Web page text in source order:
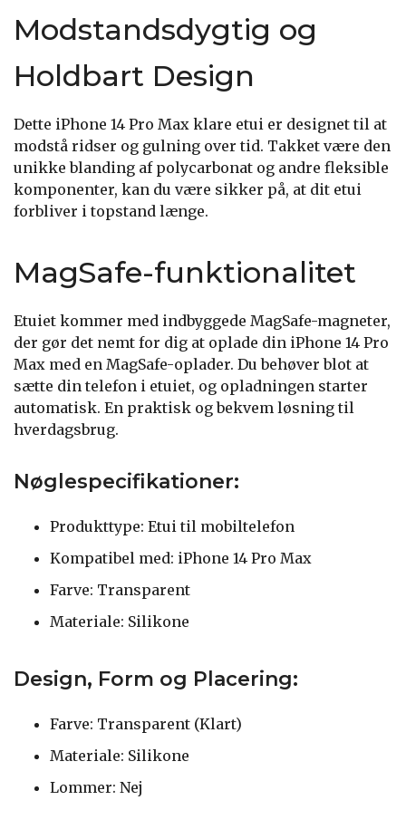
Modstandsdygtig og
Holdbart Design
Dette iPhone 14 Pro Max klare etui er designet til at
modstå ridser og gulning over tid. Takket være den
unikke blanding af polycarbonat og andre fleksible
komponenter, kan du være sikker på, at dit etui
forbliver i topstand længe.
MagSafe-funktionalitet
Etuiet kommer med indbyggede MagSafe-magneter,
der gør det nemt for dig at oplade din iPhone 14 Pro
Max med en MagSafe-oplader. Du behøver blot at
sætte din telefon i etuiet, og opladningen starter
automatisk. En praktisk og bekvem løsning til
hverdagsbrug.
Nøglespecifikationer:
Produkttype: Etui til mobiltelefon
Kompatibel med: iPhone 14 Pro Max
Farve: Transparent
Materiale: Silikone
Design, Form og Placering:
Farve: Transparent (Klart)
Materiale: Silikone
Lommer: Nej